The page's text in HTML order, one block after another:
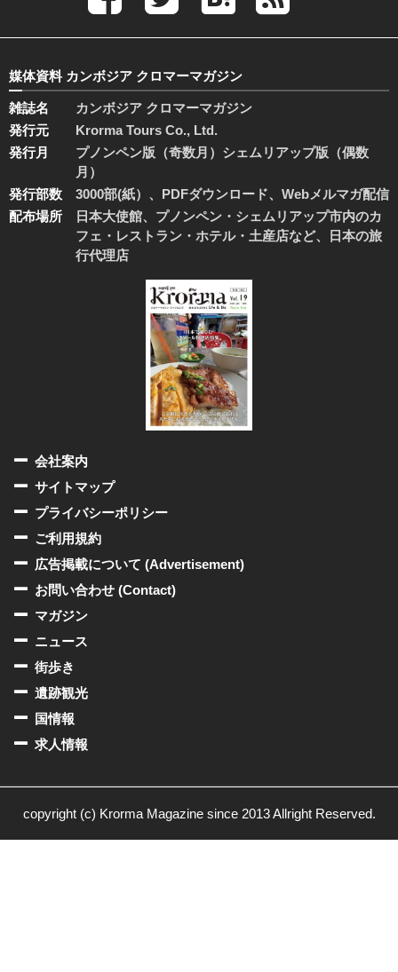
媒体資料 カンボジア クロマーマガジン
雑誌名
カンボジア クロマーマガジン
発行元
Krorma Tours Co., Ltd.
発行月
プノンペン版（奇数月）シェムリアップ版（偶数
月）
発行部数
3000部(紙）、PDFダウンロード、Webメルマガ配信
配布場所
日本大使館、プノンペン・シェムリアップ市内のカ
フェ・レストラン・ホテル・土産店など、日本の旅
行代理店
会社案内
サイトマップ
プライバシーポリシー
ご利用規約
広告掲載について (Advertisement)
お問い合わせ (Contact)
マガジン
ニュース
街歩き
遺跡観光
国情報
求人情報
copyright (c) Krorma Magazine since 2013 Allright Reserved.